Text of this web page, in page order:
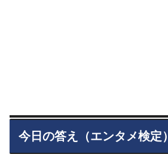
今日の答え（エンタメ検定）